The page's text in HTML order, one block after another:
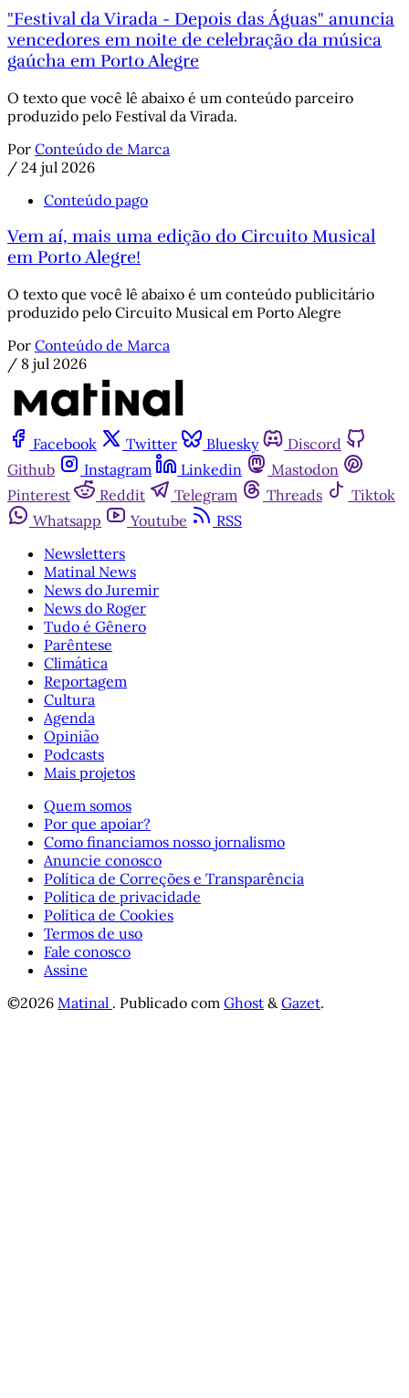
"Festival da Virada - Depois das Águas" anuncia
vencedores em noite de celebração da música
gaúcha em Porto Alegre
O texto que você lê abaixo é um conteúdo parceiro
produzido pelo Festival da Virada.
Por Conteúdo de Marca
/ 24 jul 2026
Conteúdo pago
Vem aí, mais uma edição do Circuito Musical
em Porto Alegre!
O texto que você lê abaixo é um conteúdo publicitário
produzido pelo Circuito Musical em Porto Alegre
Por Conteúdo de Marca
/ 8 jul 2026
Facebook Twitter Bluesky
Discord
Github
Instagram Linkedin
Mastodon
Pinterest
Reddit Telegram Threads
Tiktok
Whatsapp
Youtube
RSS
Newsletters
Matinal News
News do Juremir
News do Roger
Tudo é Gênero
Parêntese
Climática
Reportagem
Cultura
Agenda
Opinião
Podcasts
Mais projetos
Quem somos
Por que apoiar?
Como financiamos nosso jornalismo
Anuncie conosco
Política de Correções e Transparência
Política de privacidade
Política de Cookies
Termos de uso
Fale conosco
Assine
©2026 Matinal . Publicado com Ghost & Gazet.